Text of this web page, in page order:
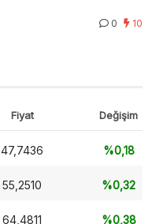
0 10
Fiyat Değişim
47,7436 %0,18
55,2510 %0,32
64,4811 %0,38